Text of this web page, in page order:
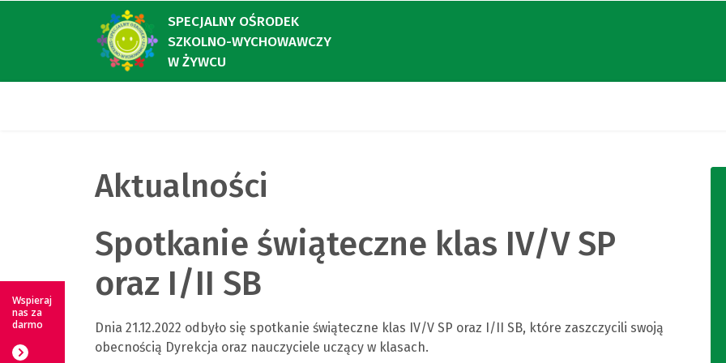
SPECJALNY OŚRODEK
SZKOLNO-WYCHOWAWCZY
W ŻYWCU
Aktualności
Spotkanie świąteczne klas IV/V SP
oraz I/II SB
Dnia 21.12.2022 odbyło się spotkanie świąteczne klas IV/V SP oraz I/II SB, które zaszczycili swoją
obecnością Dyrekcja oraz nauczyciele uczący w klasach.
Wspieraj
nas za
darmo